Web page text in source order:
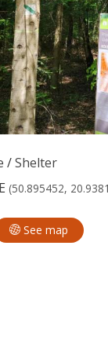
/Shelter
(50.895452,
See map